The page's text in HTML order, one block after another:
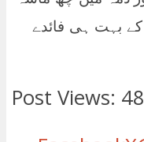
بہت ہی فائدے
Post Views: